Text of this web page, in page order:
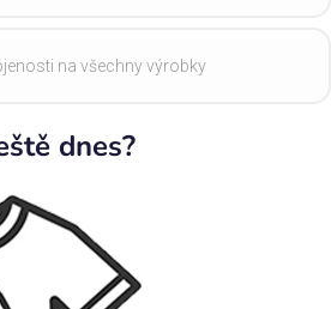
na všechny výrobky
dnes?